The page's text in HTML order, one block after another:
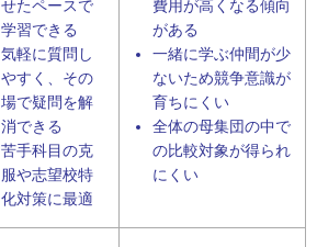
せたペースで
学習できる
気軽に質問し
やすく、その
場で疑問を解
消できる
苦手科目の克
服や志望校特
化対策に最適
費用が高くなる傾向
がある
一緒に学ぶ仲間が少
ないため競争意識が
育ちにくい
全体の母集団の中で
の比較対象が得られ
にくい